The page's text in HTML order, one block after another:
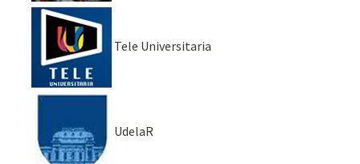
Tele Universitaria
UdelaR